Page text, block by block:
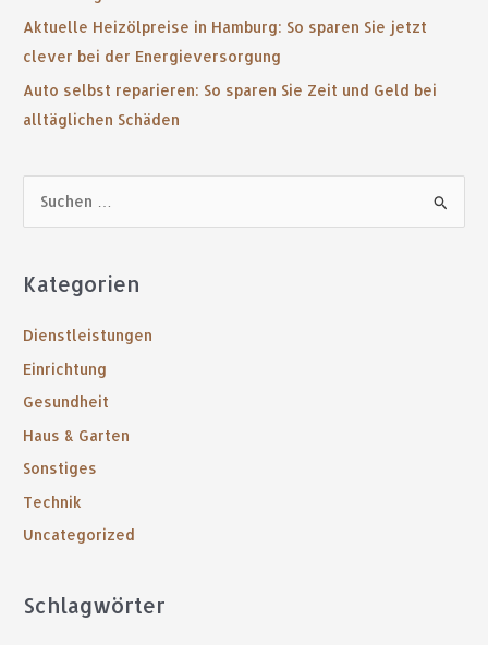
Aktuelle Heizölpreise in Hamburg: So sparen Sie jetzt
clever bei der Energieversorgung
Auto selbst reparieren: So sparen Sie Zeit und Geld bei
alltäglichen Schäden
h
a
c
h
:
Kategorien
Dienstleistungen
Einrichtung
Gesundheit
Haus & Garten
Sonstiges
Technik
Uncategorized
Schlagwörter